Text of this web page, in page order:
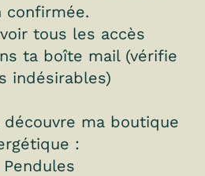
confirmée.
tous les accès
ta boîte mail (vérifie
indésirables)
découvre ma boutique
:
Pendules